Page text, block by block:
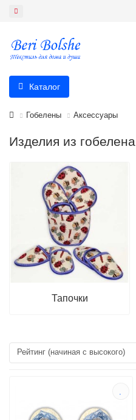
Каталог
Гобелены Аксессуары
Изделия из гобелена
Тапочки